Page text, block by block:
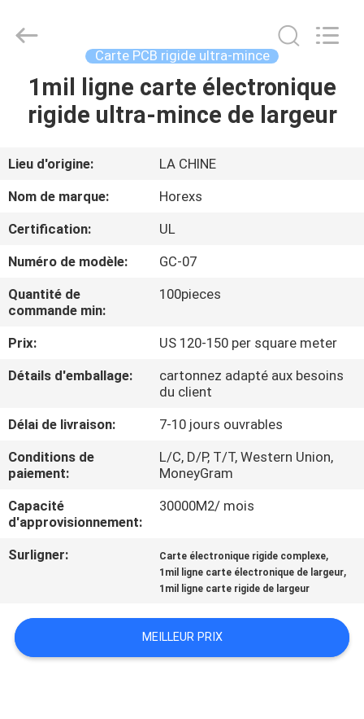
MAISON
AU
SUJET
NOUS
D'USINE
DE
QUALITÉ
CONTACTEZ-
DEMANDEZ
Electronics
Co.,Ltd..
Reserved.
Carte PCB rigide ultra-mince
1mil ligne carte électronique
rigide ultra-mince de largeur
Lieu d'origine:
LA CHINE
Nom de marque:
Horexs
Certification:
UL
Numéro de modèle:
GC-07
Quantité de
commande min:
100pieces
Prix:
US 120-150 per square meter
Détails d'emballage:
cartonnez adapté aux besoins
du client
Délai de livraison:
7-10 jours ouvrables
Conditions de
paiement:
L/C, D/P, T/T, Western Union,
MoneyGram
Capacité
d'approvisionnement:
30000M2/ mois
Surligner: Carte électronique rigide complexe,
1mil ligne carte électronique de largeur,
1mil ligne carte rigide de largeur
MEILLEUR PRIX